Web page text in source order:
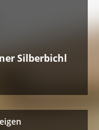
Silberbichl